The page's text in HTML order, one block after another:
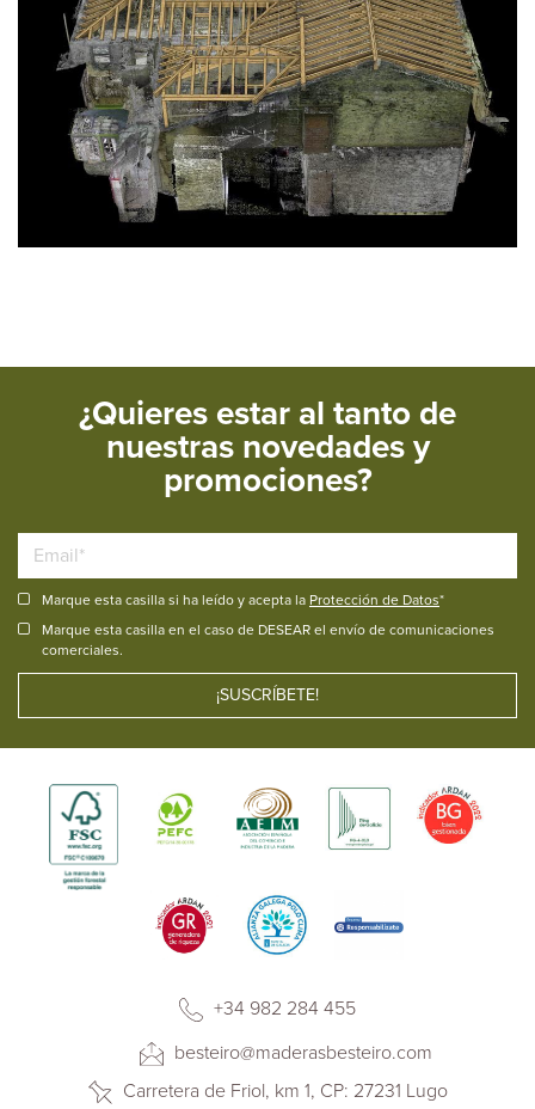
¿Quieres estar al tanto de
nuestras novedades y
promociones?
Marque esta casilla si ha leído y acepta la Protección de Datos*
Marque esta casilla en el caso de DESEAR el envío de comunicaciones
comerciales.
+34 982 284 455
besteiro@maderasbesteiro.com
Carretera de Friol, km 1, CP: 27231 Lugo